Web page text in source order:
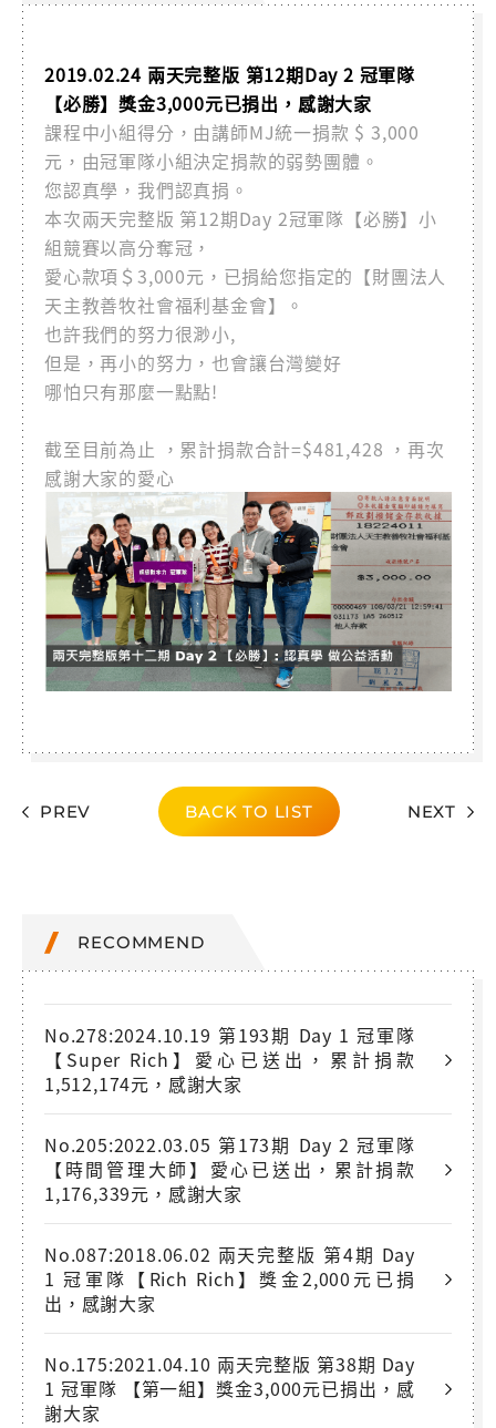
2019.02.24 兩天完整版 第12期Day 2 冠軍隊
【必勝】獎金3,000元已捐出，感謝大家
課程中小組得分，由講師MJ統一捐款 $ 3,000
元，由冠軍隊小組決定捐款的弱勢團體。
您認真學，我們認真捐。
本次兩天完整版 第12期Day 2冠軍隊【必勝】小
組競賽以高分奪冠，
愛心款項＄3,000元，已捐給您指定的【財團法人
天主教善牧社會福利基金會】。
也許我們的努力很渺小,
但是，再小的努力，也會讓台灣變好
哪怕只有那麼一點點!
截至目前為止 ，累計捐款合計=$481,428 ，再次
感謝大家的愛心
PREV BACK TO LIST NEXT
RECOMMEND
No.278:2024.10.19 第193期 Day 1 冠軍隊
【Super Rich】愛心已送出，累計捐款
1,512,174元，感謝大家
No.205:2022.03.05 第173期 Day 2 冠軍隊
【時間管理大師】愛心已送出，累計捐款
1,176,339元，感謝大家
No.087:2018.06.02 兩天完整版 第4期 Day
1 冠軍隊【Rich Rich】獎金2,000元已捐
出，感謝大家
No.175:2021.04.10 兩天完整版 第38期 Day
1 冠軍隊 【第一組】獎金3,000元已捐出，感
謝大家